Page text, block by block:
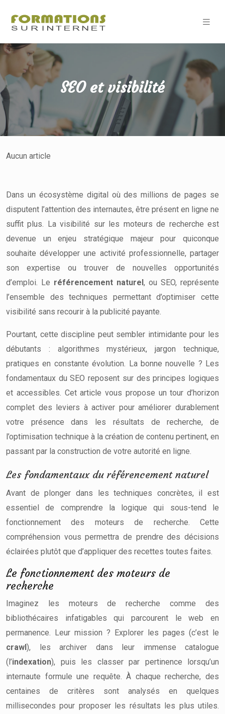
SEO et visibilité
Aucun article
Dans un écosystème digital où des millions de pages se
disputent l’attention des internautes, être présent en ligne ne
suffit plus. La visibilité sur les moteurs de recherche est
devenue un enjeu stratégique majeur pour quiconque
souhaite développer une activité professionnelle, partager
son expertise ou trouver de nouvelles opportunités
d’emploi. Le référencement naturel, ou SEO, représente
l’ensemble des techniques permettant d’optimiser cette
visibilité sans recourir à la publicité payante.
Pourtant, cette discipline peut sembler intimidante pour les
débutants : algorithmes mystérieux, jargon technique,
pratiques en constante évolution. La bonne nouvelle ? Les
fondamentaux du SEO reposent sur des principes logiques
et accessibles. Cet article vous propose un tour d’horizon
complet des leviers à activer pour améliorer durablement
votre présence dans les résultats de recherche, de
l’optimisation technique à la création de contenu pertinent, en
passant par la construction de votre autorité en ligne.
Les fondamentaux du référencement naturel
Avant de plonger dans les techniques concrètes, il est
essentiel de comprendre la logique qui sous-tend le
fonctionnement des moteurs de recherche. Cette
compréhension vous permettra de prendre des décisions
éclairées plutôt que d’appliquer des recettes toutes faites.
Le fonctionnement des moteurs de
recherche
Imaginez les moteurs de recherche comme des
bibliothécaires infatigables qui parcourent le web en
permanence. Leur mission ? Explorer les pages (c’est le
crawl), les archiver dans leur immense catalogue
(l’indexation), puis les classer par pertinence lorsqu’un
internaute formule une requête. À chaque recherche, des
centaines de critères sont analysés en quelques
millisecondes pour proposer les résultats les plus utiles.